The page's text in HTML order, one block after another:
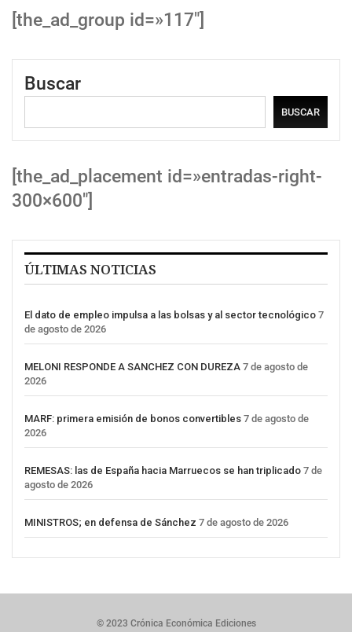
[the_ad_group id=»117″]
Buscar
BUSCAR
[the_ad_placement id=»entradas-right-
300×600″]
ÚLTIMAS NOTICIAS
El dato de empleo impulsa a las bolsas y al sector tecnológico 7
de agosto de 2026
MELONI RESPONDE A SANCHEZ CON DUREZA 7 de agosto de
2026
MARF: primera emisión de bonos convertibles 7 de agosto de
2026
REMESAS: las de España hacia Marruecos se han triplicado 7 de
agosto de 2026
MINISTROS; en defensa de Sánchez 7 de agosto de 2026
© 2023 Crónica Económica Ediciones